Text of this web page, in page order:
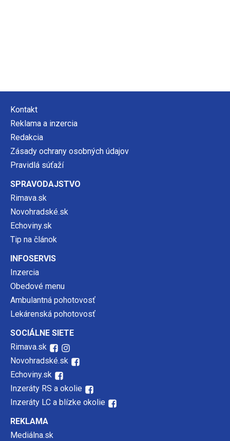
Kontakt
Reklama a inzercia
Redakcia
Zásady ochrany osobných údajov
Pravidlá súťaží
SPRAVODAJSTVO
Rimava.sk
Novohradské.sk
Echoviny.sk
Tip na článok
INFOSERVIS
Inzercia
Obedové menu
Ambulantná pohotovosť
Lekárenská pohotovosť
SOCIÁLNE SIETE
Rimava.sk
Novohradské.sk
Echoviny.sk
Inzeráty RS a okolie
Inzeráty LC a blízke okolie
REKLAMA
Mediálna.sk